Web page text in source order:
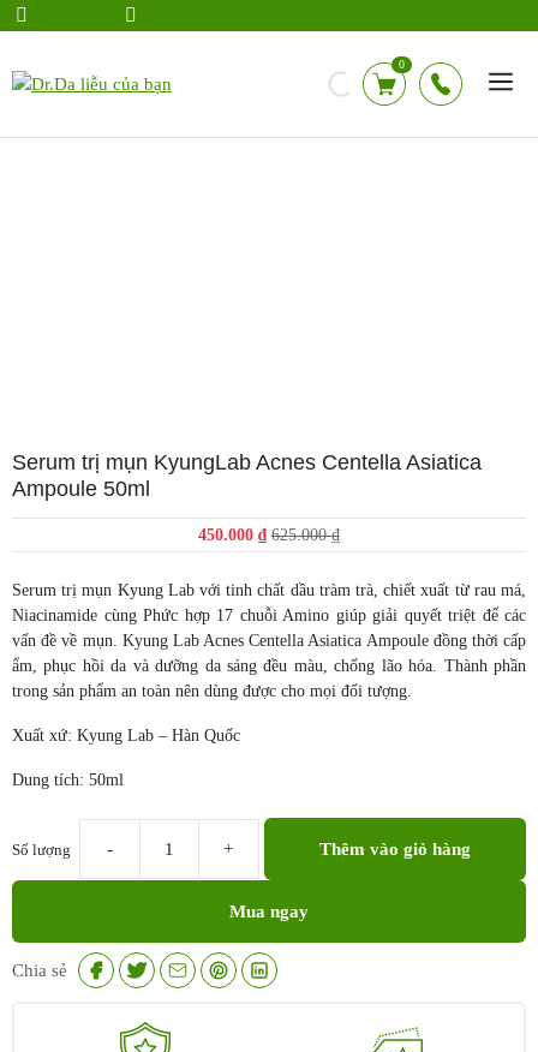
Chuyển
dung
0
Serum trị mụn KyungLab Acnes Centella Asiatica
Ampoule 50ml
625.000₫
Giá
gốc
là:
625.000 ₫.
450.000₫ Giá
hiện
tại
là:
450.000 ₫.
Serum trị mụn Kyung Lab với tinh chất dầu tràm trà, chiết xuất từ rau má,
Niacinamide cùng Phức hợp 17 chuỗi Amino giúp giải quyết triệt để các
vấn đề về mụn. Kyung Lab Acnes Centella Asiatica Ampoule đồng thời cấp
ẩm, phục hồi da và dưỡng da sáng đều màu, chống lão hóa. Thành phần
trong sản phẩm an toàn nên dùng được cho mọi đối tượng.
Xuất xứ: Kyung Lab – Hàn Quốc
Dung tích: 50ml
Số lượng
mụn
KyungLab
Acnes
Centella
Thêm vào giỏ hàng
Mua ngay
Chia sẻ